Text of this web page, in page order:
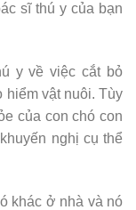
sĩ thú y của bạn
y về việc cắt bỏ
hiểm vật nuôi. Tùy
của con chó con
nghị cụ thể
khác ở nhà và nó